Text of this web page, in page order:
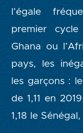
l’égale
premier
Ghana ou
pays, les
les garçons :
de 1,11 en
1,18 le